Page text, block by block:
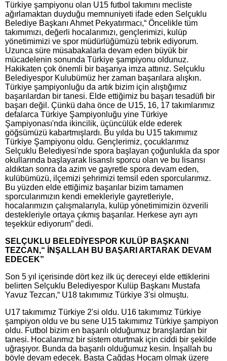
Türkiye şampiyonu olan U15 futbol takımını mecliste
ağırlamaktan duyduğu memnuniyeti ifade eden Selçuklu
Belediye Başkanı Ahmet Pekyatırmacı,“ Öncelikle tüm
takımımızı, değerli hocalarımızı, gençlerimizi, kulüp
yönetimimizi ve spor müdürlüğümüzü tebrik ediyorum.
Uzunca süre müsabakalarla devam eden büyük bir
mücadelenin sonunda Türkiye şampiyonu oldunuz.
Hakikaten çok önemli bir başarıya imza attınız. Selçuklu
Belediyespor Kulubümüz her zaman başarılara alışkın.
Türkiye şampiyonluğu da artık bizim için alıştığımız
başarılardan bir tanesi. Elde ettiğimiz bu başarı tesadüfi bir
başarı değil. Çünkü daha önce de U15, 16, 17 takımlarımız
defalarca Türkiye Şampiyonluğu yine Türkiye
Şampiyonası'nda ikincilik, üçüncülük elde ederek
göğsümüzü kabartmışlardı. Bu yılda bu U15 takımımız
Türkiye Şampiyonu oldu. Gençlerimiz, çocuklarımız
Selçuklu Belediyesi'nde spora başlayan çoğunlukla da spor
okullarında başlayarak lisanslı sporcu olan ve bu lisansı
aldıktan sonra da azim ve gayretle spora devam eden,
kulübümüzü, ilçemizi şehrimizi temsil eden sporcularımız.
Bu yüzden elde ettiğimiz başarılar bizim tamamen
sporcularımızın kendi emekleriyle gayretleriyle,
hocalarımızın çalışmalarıyla, kulüp yönetimimizin özverili
destekleriyle ortaya çıkmış başarılar. Herkese ayrı ayrı
teşekkür ediyorum” dedi.
SELÇUKLU BELEDİYESPOR KULÜP BAŞKANI
TEZCAN,“
İNŞALLAH BU BAŞARI ARTARAK DEVAM
EDECEK”
Son 5 yıl içerisinde dört kez ilk üç dereceyi elde ettiklerini
belirten Selçuklu Belediyespor Kulüp Başkanı Mustafa
Yavuz Tezcan,“ U18 takımımız Türkiye 3'si olmuştu.
U17 takımımız Türkiye 2'si oldu. U16 takımımız Türkiye
şampiyon oldu ve bu sene U15 takımımız Türkiye şampiyon
oldu. Futbol bizim en başarılı olduğumuz branşlardan bir
tanesi. Hocalarımız bir sistem oturtmak için ciddi bir şekilde
uğraşıyor. Bunda da başarılı olduğumuz kesin. İnşallah bu
böyle devam edecek. Başta Çağdaş Hocam olmak üzere